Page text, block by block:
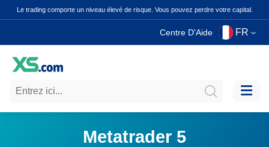
Le trading comporte un niveau élevé de risque. Vous pouvez perdre votre capital.
Centre D'Aide FR
Metatrader 5